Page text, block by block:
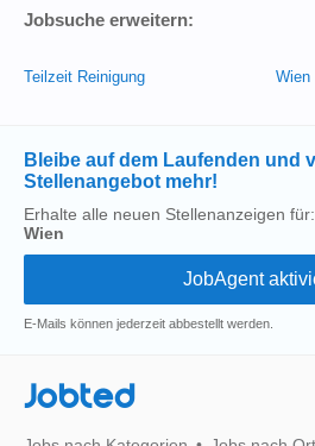
Jobsuche erweitern:
Teilzeit Reinigung Wien
Bleibe auf dem Laufenden und
Stellenangebot mehr!
Erhalte alle neuen Stellenanzeigen für:
Wien
E-Mails können jederzeit abbestellt werden.
Jobted